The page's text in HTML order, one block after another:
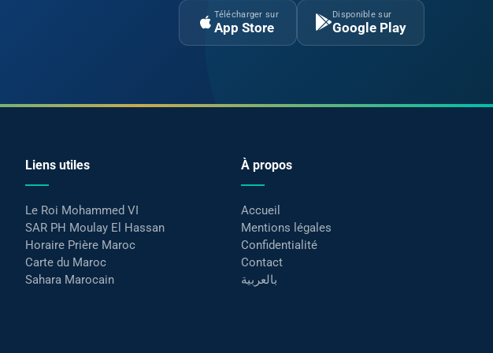
Télécharger sur
App Store
Disponible sur
Google Play
Liens utiles
Le Roi Mohammed VI
SAR PH Moulay El Hassan
Horaire Prière Maroc
Carte du Maroc
Sahara Marocain
À propos
Accueil
Mentions légales
Confidentialité
Contact
بالعربية